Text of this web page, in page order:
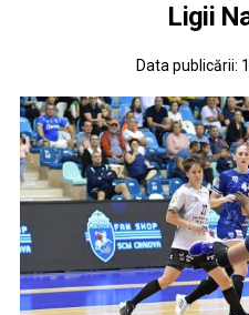
Ligii
Data publicării: